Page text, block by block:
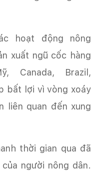
hoạt động nông
xuất ngũ cốc hàng
Canada, Brazil,
bất lợi vì vòng xoáy
liên quan đến xung
thời gian qua đã
người nông dân.